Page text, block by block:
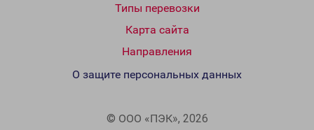
Типы перевозки
Карта сайта
Направления
© ООО «ПЭК», 2026
О защите персональных данных